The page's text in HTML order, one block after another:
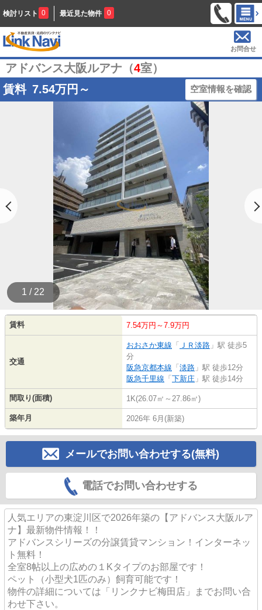
検討リスト 0 最近見た物件 0
お問合せ
アドバンス大阪ルアナ（4室）
賃料 7.54万円～ 空室情報を確認
1 / 22
賃料 7.54万円～7.9万円
交通
おおさか東線 「 ＪＲ淡路 」駅 徒歩5
分
阪急京都本線 「 淡路 」駅 徒歩12分
阪急千里線 「 下新庄 」駅 徒歩14分
間取り(面積) 1K(26.07㎡～27.86㎡)
築年月 2026年 6月(新築)
メールでお問い合わせする(無料)
電話でお問い合わせする
人気エリアの東淀川区で2026年築の【アドバンス大阪ルア
ナ】最新物件情報！！
アドバンスシリーズの分譲賃貸マンション！インターネッ
ト無料！
全室8帖以上の広めの１Kタイプのお部屋です！
ペット（小型犬1匹のみ）飼育可能です！
物件の詳細については「リンクナビ梅田店」までお問い合
わせ下さい。